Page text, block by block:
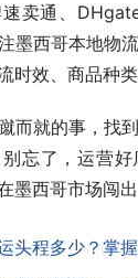
卖通、
墨西哥本地物
时效、商品种类
而就的事，找
忘了，运营
墨西哥市场闯出
程多少？掌握这几